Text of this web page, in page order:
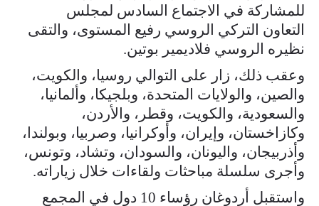
للمشاركة في الاجتماع السادس لمجلس
التعاون التركي الروسي رفيع المستوى، والتقى
نظيره الروسي فلاديمير بوتين.
وعقب ذلك، زار على التوالي روسيا، والكويت،
والصين، والولايات المتحدة، وبلجيكا، وألمانيا،
والسعودية، والكويت، وقطر، والأردن،
وكازاخستان، وإيران، وأوكرانيا، وصربيا، وبولندا،
وأذربيجان، واليونان، والسودان، وتشاد، وتونس،
وأجرى سلسلة مباحثات ولقاءات خلال زياراته.
واستقبل أردوغان رؤساء 10 دول في المجمع